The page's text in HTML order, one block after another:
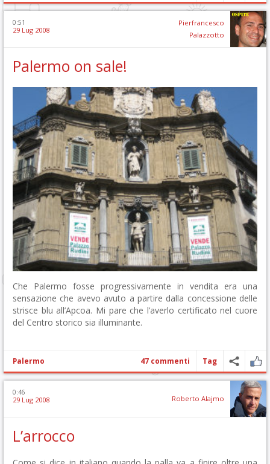
0:51
29 Lug 2008
Pierfrancesco
Palazzotto
Palermo on sale!
Che Palermo fosse progressivamente in vendita era una
sensazione che avevo avuto a partire dalla concessione delle
strisce blu all’Apcoa. Mi pare che l’averlo certificato nel cuore
del Centro storico sia illuminante.
Palermo 47 commenti Tag
0:46
29 Lug 2008 Roberto Alajmo
L’arrocco